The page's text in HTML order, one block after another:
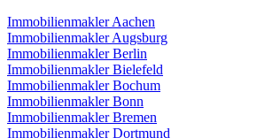
Immobilienmakler Aachen
Immobilienmakler Augsburg
Immobilienmakler Berlin
Immobilienmakler Bielefeld
Immobilienmakler Bochum
Immobilienmakler Bonn
Immobilienmakler Bremen
Immobilienmakler Dortmund